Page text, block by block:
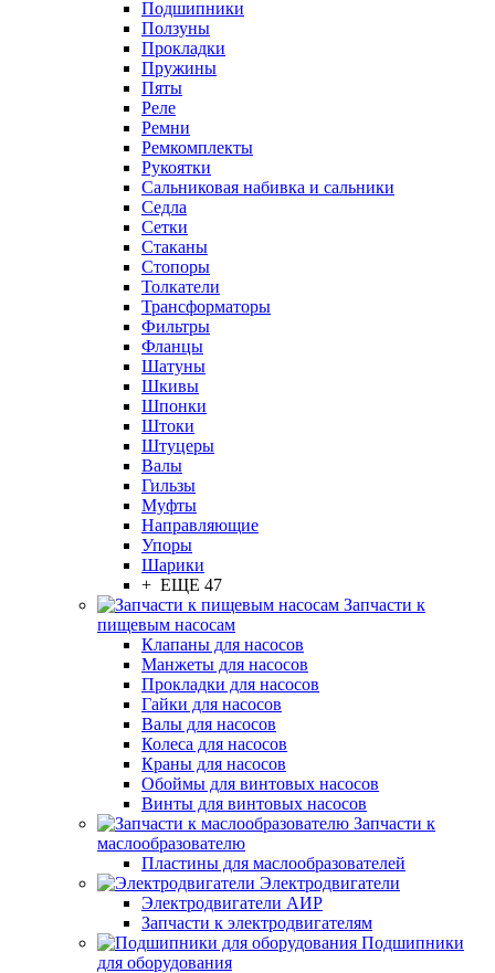
Подшипники
Ползуны
Прокладки
Пружины
Пяты
Реле
Ремни
Ремкомплекты
Рукоятки
Сальниковая набивка и сальники
Седла
Сетки
Стаканы
Стопоры
Толкатели
Трансформаторы
Фильтры
Фланцы
Шатуны
Шкивы
Шпонки
Штоки
Штуцеры
Валы
Гильзы
Муфты
Направляющие
Упоры
Шарики
+ ЕЩЕ 47
Запчасти к
пищевым насосам
Клапаны для насосов
Манжеты для насосов
Прокладки для насосов
Гайки для насосов
Валы для насосов
Колеса для насосов
Краны для насосов
Обоймы для винтовых насосов
Винты для винтовых насосов
Запчасти к
маслообразователю
Пластины для маслообразователей
Электродвигатели
Электродвигатели АИР
Запчасти к электродвигателям
Подшипники
для оборудования